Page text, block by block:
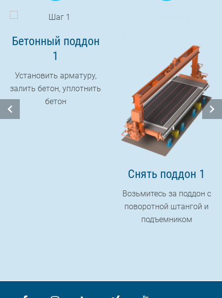
Бетонный поддон
1
Установить арматуру,
залить бетон, уплотнить
бетон
Снять поддон 1
Возьмитесь за поддон с
поворотной штангой и
подъемником